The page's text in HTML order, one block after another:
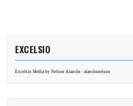
EXCELSIO
Excelsio Media by Nelson Alarcón - alarcónnelson